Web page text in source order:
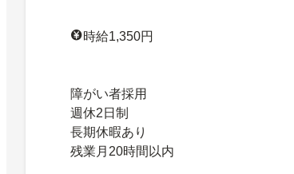
時給1,350円
障がい者採用
週休2日制
長期休暇あり
残業月20時間以内